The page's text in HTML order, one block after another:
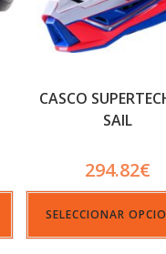
CASCO
SAIL
294.82€
SELECCIONAR